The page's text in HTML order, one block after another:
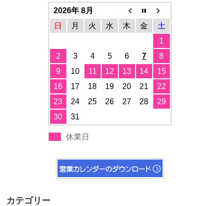
2026年 8月
日
月 火 水 木 金
土
1
2
3 4 5 6 7
8
9
10 11 12 13 14
15
16
17 18 19 20 21
22
23
24 25 26 27 28
29
30
31
休業日
カテゴリー